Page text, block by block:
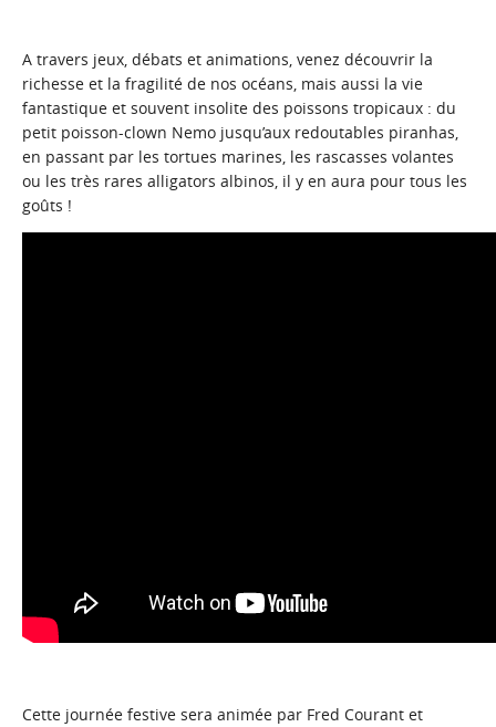
A travers jeux, débats et animations, venez découvrir la
richesse et la fragilité de nos océans, mais aussi la vie
fantastique et souvent insolite des poissons tropicaux : du
petit poisson-clown Nemo jusqu’aux redoutables piranhas,
en passant par les tortues marines, les rascasses volantes
ou les très rares alligators albinos, il y en aura pour tous les
goûts !
Cette journée festive sera animée par Fred Courant et